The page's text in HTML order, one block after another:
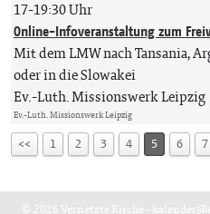
17-19:30 Uhr
Online-Infoveranstaltung zum
Mit dem LMW nach Tansania,
oder in die Slowakei
Ev.-Luth. Missionswerk Leipzig
Ev.-Luth. Missionswerk Leipzig
<< 1 2 3 4 5 6 7
© 2026 Vernetzte Kirche -